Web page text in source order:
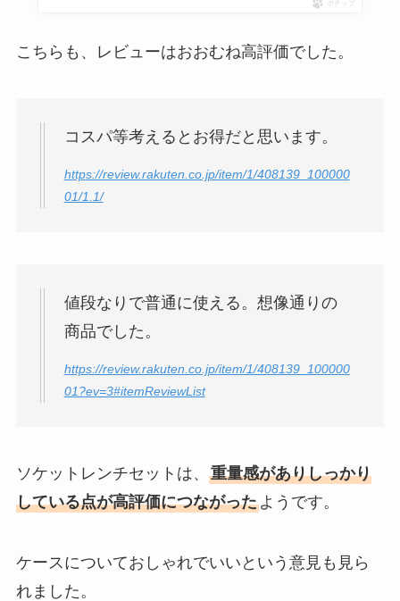
ポチップ
こちらも、レビューはおおむね高評価でした。
コスパ等考えるとお得だと思います。
https://review.rakuten.co.jp/item/1/408139_100000
01/1.1/
値段なりで普通に使える。想像通りの
商品でした。
https://review.rakuten.co.jp/item/1/408139_100000
01?ev=3#itemReviewList
ソケットレンチセットは、 重量感がありしっかり
している点が高評価につながったようです。
ケースについておしゃれでいいという意見も見ら
れました。